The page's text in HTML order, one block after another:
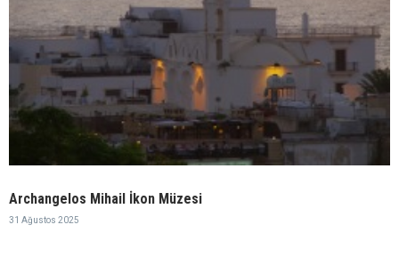
Archangelos Mihail İkon Müzesi
31 Ağustos 2025